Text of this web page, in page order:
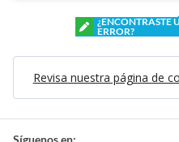
¿ENCONTRASTE
ERROR?
Revisa nuestra página de
Síguenos en: